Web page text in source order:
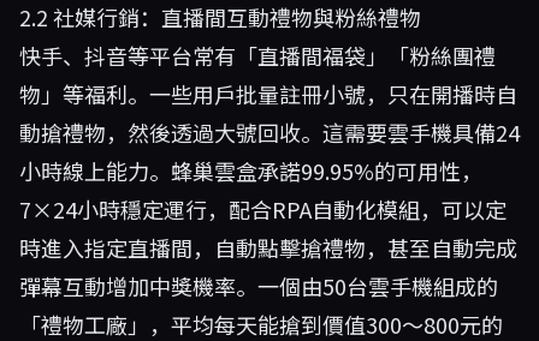
2.2 社媒行銷：直播間互動禮物與粉絲禮物
快手、抖音等平台常有「直播間福袋」「粉絲團禮
物」等福利。一些用戶批量註冊小號，只在開播時自
動搶禮物，然後透過大號回收。這需要雲手機具備24
小時線上能力。蜂巢雲盒承諾99.95%的可用性，
7×24小時穩定運行，配合RPA自動化模組，可以定
時進入指定直播間，自動點擊搶禮物，甚至自動完成
彈幕互動增加中獎機率。一個由50台雲手機組成的
「禮物工廠」，平均每天能搶到價值300～800元的